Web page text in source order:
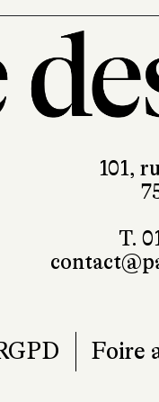
Une
semblables
101,